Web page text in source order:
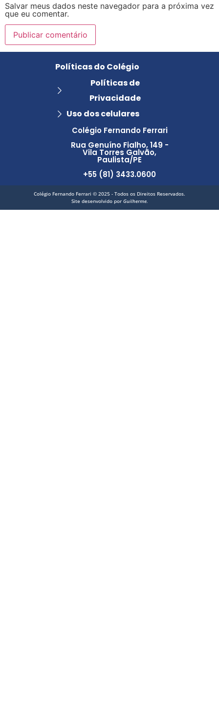
Salvar meus dados neste navegador para a próxima vez
que eu comentar.
Colégio Fernando Ferrari
Rua Genuíno Fialho, 149 -
Vila Torres Galvão,
Paulista/PE
+55 (81) 3433.0600
Políticas do Colégio
Políticas de
Privacidade
Uso dos celulares
Colégio Fernando Ferrari © 2025 - Todos os Direitos Reservados.
Site desenvolvido por Guilherme.